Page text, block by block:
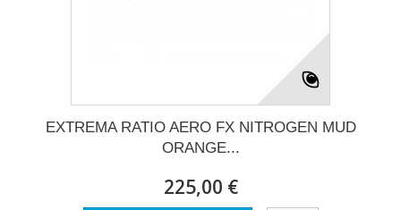
EXTREMA RATIO AERO FX NITROGEN MUD
ORANGE...
225,00 €